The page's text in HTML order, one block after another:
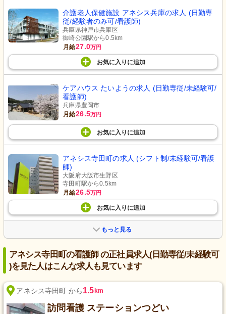
介護老人保健施設 アネシス兵庫の求人 (日勤専
従/経験者のみ可/看護師)
兵庫県神戸市兵庫区
御崎公園駅から0.5km
月給27.0万円
お気に入り に追加
ケアハウス たいようの求人 (日勤専従/未経験可/
看護師)
兵庫県豊岡市
月給26.5万円
お気に入り に追加
アネシス寺田町の求人 (シフト制/未経験可/看護
師)
大阪府大阪市生野区
寺田町駅から0.5km
月給26.5万円
お気に入り に追加
もっと見る
アネシス寺田町の看護師 の正社員求人(日勤専従/未経験可
)を見た人はこんな求人も見ています
アネシス寺田町 から1.5km
訪問看護 ステーションつどい